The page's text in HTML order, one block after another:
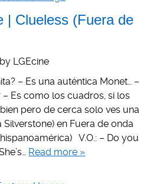
| Clueless (Fuera de
by LGEcine
– Es una auténtica Monet… –
– Es como los cuadros, si los
pero de cerca solo ves una
en Fuera de onda
V.O.: – Do you
Read more »